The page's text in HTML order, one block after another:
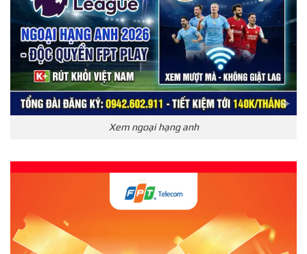
Xem ngoại hạng anh